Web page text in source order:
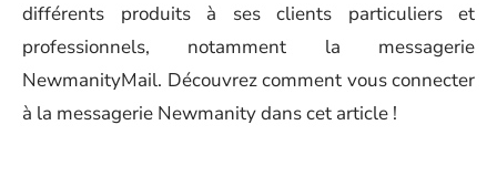
différents produits à ses clients particuliers et
professionnels, notamment la messagerie
NewmanityMail. Découvrez comment vous connecter
à la messagerie Newmanity dans cet article !